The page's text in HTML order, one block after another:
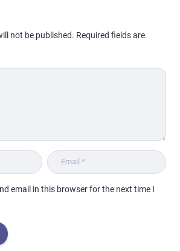
not be published. Required fields are
email in this browser for the next time I